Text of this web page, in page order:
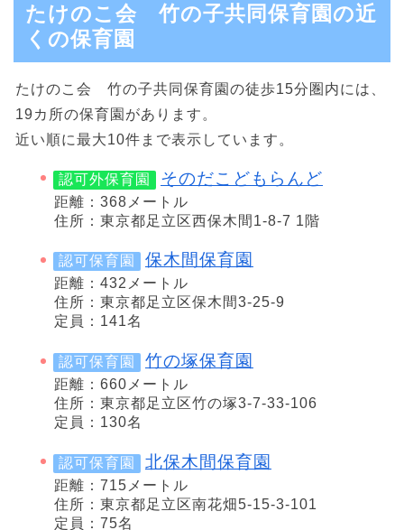
たけのこ会 竹の子共同保育園の近
くの保育園
たけのこ会 竹の子共同保育園の徒歩15分圏内には、
19カ所の保育園があります。
近い順に最大10件まで表示しています。
認可外保育園 そのだこどもらんど
距離：368メートル
住所：東京都足立区西保木間1-8-7 1階
認可保育園 保木間保育園
距離：432メートル
住所：東京都足立区保木間3-25-9
定員：141名
認可保育園 竹の塚保育園
距離：660メートル
住所：東京都足立区竹の塚3-7-33-106
定員：130名
認可保育園 北保木間保育園
距離：715メートル
住所：東京都足立区南花畑5-15-3-101
定員：75名